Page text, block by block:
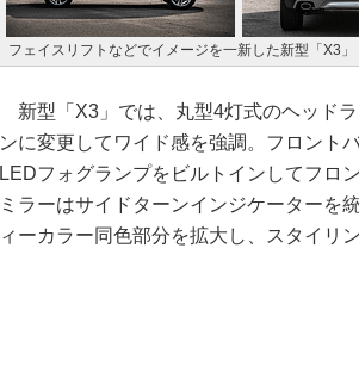
フェイスリフトなどでイメージを一新した新型「X3」
新型「X3」では、丸型4灯式のヘッド
ンに変更してワイド感を強調。フロント
LEDフォグランプをビルトインしてフロ
ミラーはサイドターンインジケーターを
ィーカラー同色部分を拡大し、スタイリ